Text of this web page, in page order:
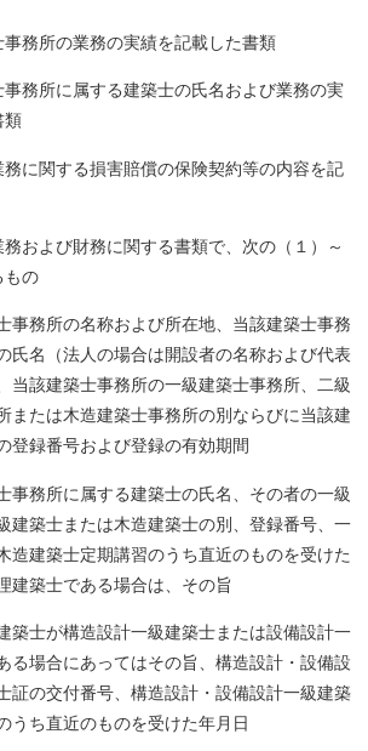
事務所の業務の実績を記載した書類
事務所に属する建築士の氏名および業務の実
類
務に関する損害賠償の保険契約等の内容を記
務および財務に関する書類で、次の（１）～
もの
事務所の名称および所在地、当該建築士事務
氏名（法人の場合は開設者の名称および代表
当該建築士事務所の一級建築士事務所、二級
または木造建築士事務所の別ならびに当該建
登録番号および登録の有効期間
事務所に属する建築士の氏名、その者の一級
建築士または木造建築士の別、登録番号、一
造建築士定期講習のうち直近のものを受けた
建築士である場合は、その旨
築士が構造設計一級建築士または設備設計一
る場合にあってはその旨、構造設計・設備設
証の交付番号、構造設計・設備設計一級建築
うち直近のものを受けた年月日